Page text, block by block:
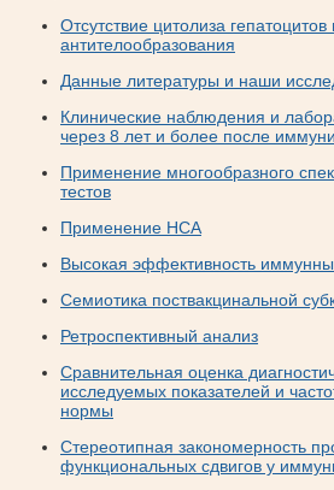
Отсутствие цитолиза
антителообразования
Данные литературы и наши
Клинические наблюдения и
через 8 лет и более после
Применение многообразного
тестов
Применение НСА
Высокая эффективность
Семиотика поствакцинальной
Ретроспективный анализ
Сравнительная оценка
исследуемых показателей и
нормы
Стереотипная закономерность
функциональных сдвигов у